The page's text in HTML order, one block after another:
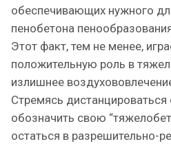
обеспечивающих нужного
пенобетона
Этот факт, тем не менее,
положительную роль в
излишнее
Стремясь
обозначить свою
остаться в